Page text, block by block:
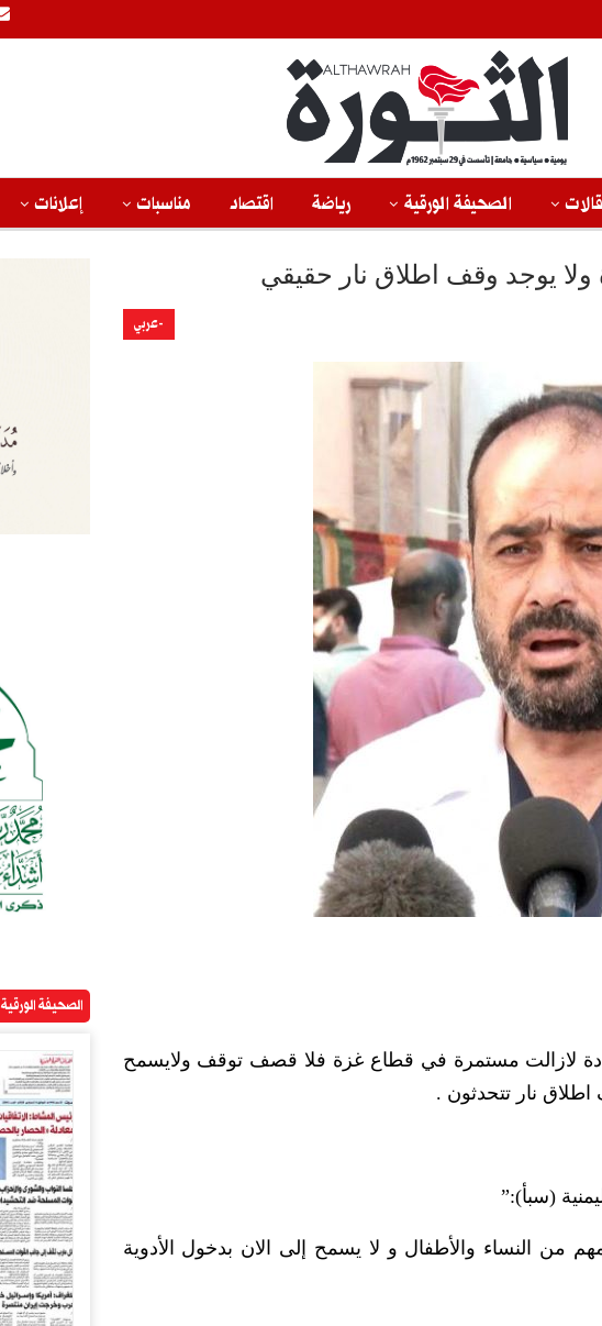
الصحيفة الورقية رياضة اقتصاد مناسبات إعلانات
يوجد وقف اطلاق نار حقيقي
-عربي
لازالت مستمرة في قطاع غزة فلا قصف توقف ولايسمح
نار تتحدثون .
(سبأ):”
من النساء والأطفال و لا يسمح إلى الان بدخول الأدوية
الصحيفة الورقية